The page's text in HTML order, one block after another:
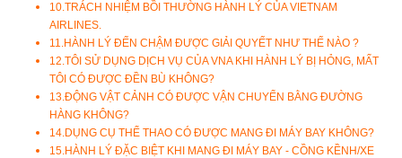
10.TRÁCH NHIỆM BỒI THƯỜNG HÀNH LÝ CỦA VIETNAM
AIRLINES.
11.HÀNH LÝ ĐẾN CHẬM ĐƯỢC GIẢI QUYẾT NHƯ THẾ NÀO ?
12.TÔI SỬ DỤNG DỊCH VỤ CỦA VNA KHI HÀNH LÝ BỊ HỎNG, MẤT
TÔI CÓ ĐƯỢC ĐỀN BÙ KHÔNG?
13.ĐỘNG VẬT CẢNH CÓ ĐƯỢC VẬN CHUYỂN BẰNG ĐƯỜNG
HÀNG KHÔNG?
14.DỤNG CỤ THỂ THAO CÓ ĐƯỢC MANG ĐI MÁY BAY KHÔNG?
15.HÀNH LÝ ĐẶC BIỆT KHI MANG ĐI MÁY BAY - CỒNG KỀNH/XE